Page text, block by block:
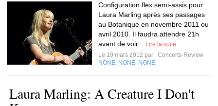
Configuration flex semi-assis pour
Laura Marling après ses passages
au Botanique en novembre 2011 ou
avril 2010. Il faudra attendre 21h
avant de voir...
Lire la suite
Le 19 mars 2012 par
Concerts-Review
NONE NONE NONE
Laura Marling: A Creature I Don't